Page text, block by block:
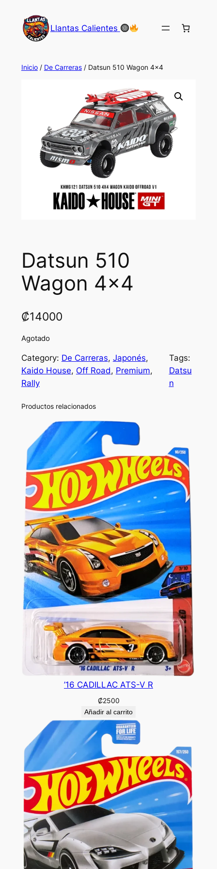
contenido
Llantas Calientes
Inicio/ De Carreras/ Datsun 510 Wagon 4×4
Datsun 510
Wagon 4×4
₡14000
Agotado
Category: De Carreras, Japonés
Kaido House, Off Road, Premium
Rally
Tags:
Datsu
n
Productos relacionados
’16 CADILLAC ATS-V R
₡2500
Añadir al carrito